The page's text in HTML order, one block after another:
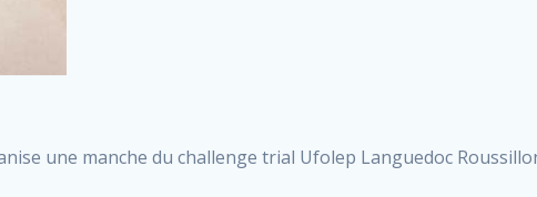
une manche du challenge trial Ufolep Languedoc